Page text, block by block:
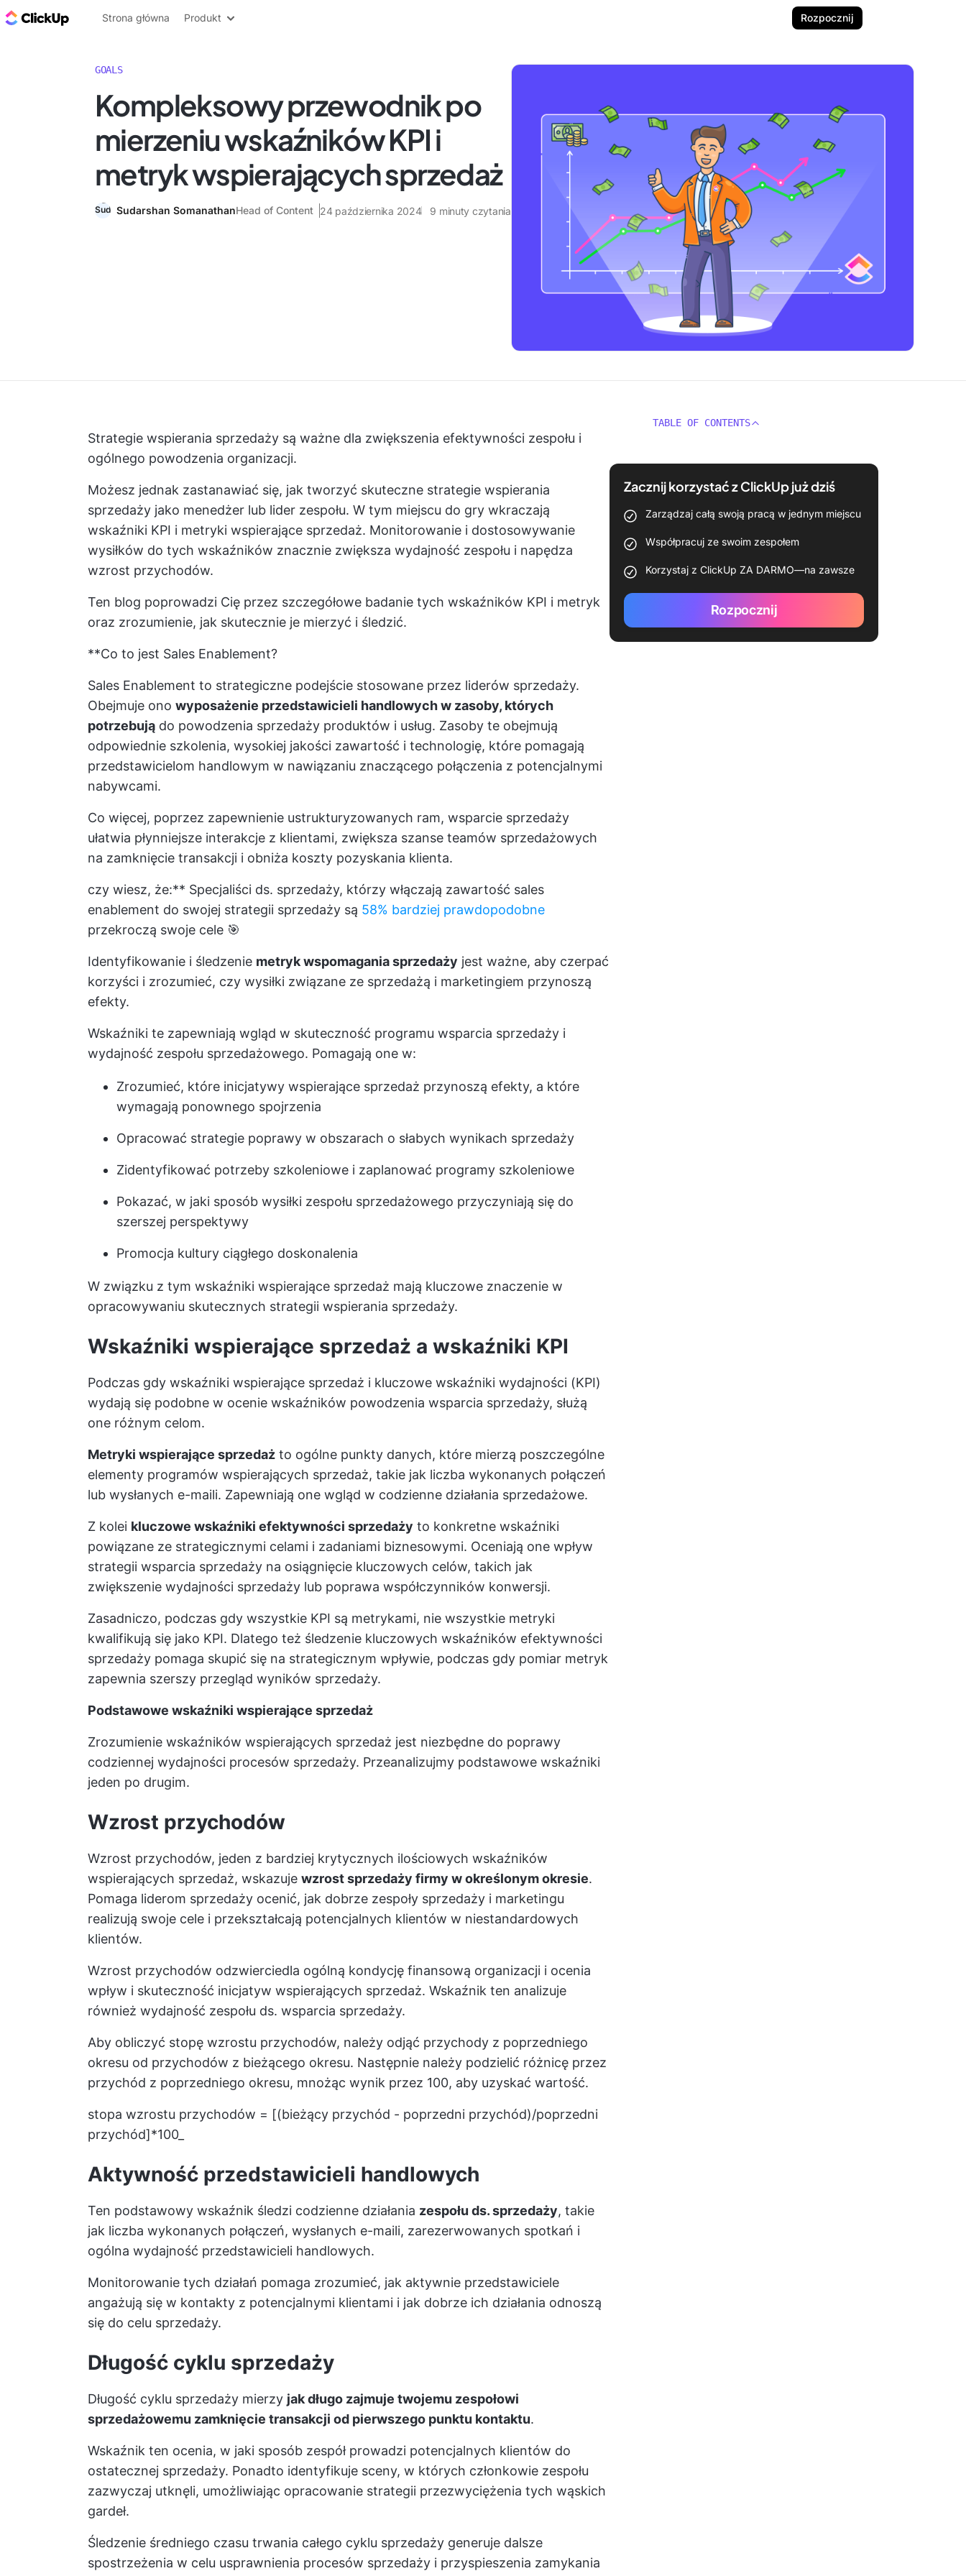
ClickUp Blog
Strona główna Produkt Rozpocznij
GOALS
Kompleksowy przewodnik po
mierzeniu wskaźników KPI i
metryk wspierających sprzedaż
Sudarshan SomanathanHead of Content 24 października 2024 9 minuty czytania
Strategie wspierania sprzedaży są ważne dla zwiększenia efektywności zespołu i
ogólnego powodzenia organizacji.
Możesz jednak zastanawiać się, jak tworzyć skuteczne strategie wspierania
sprzedaży jako menedżer lub lider zespołu. W tym miejscu do gry wkraczają
wskaźniki KPI i metryki wspierające sprzedaż. Monitorowanie i dostosowywanie
wysiłków do tych wskaźników znacznie zwiększa wydajność zespołu i napędza
wzrost przychodów.
Ten blog poprowadzi Cię przez szczegółowe badanie tych wskaźników KPI i metryk
oraz zrozumienie, jak skutecznie je mierzyć i śledzić.
**Co to jest Sales Enablement?
Sales Enablement to strategiczne podejście stosowane przez liderów sprzedaży.
Obejmuje ono wyposażenie przedstawicieli handlowych w zasoby, których
potrzebują do powodzenia sprzedaży produktów i usług. Zasoby te obejmują
odpowiednie szkolenia, wysokiej jakości zawartość i technologię, które pomagają
przedstawicielom handlowym w nawiązaniu znaczącego połączenia z potencjalnymi
nabywcami.
Co więcej, poprzez zapewnienie ustrukturyzowanych ram, wsparcie sprzedaży
ułatwia płynniejsze interakcje z klientami, zwiększa szanse teamów sprzedażowych
na zamknięcie transakcji i obniża koszty pozyskania klienta.
czy wiesz, że:** Specjaliści ds. sprzedaży, którzy włączają zawartość sales
enablement do swojej strategii sprzedaży są 58% bardziej prawdopodobne
przekroczą swoje cele 🎯
Identyfikowanie i śledzenie metryk wspomagania sprzedaży jest ważne, aby czerpać
korzyści i zrozumieć, czy wysiłki związane ze sprzedażą i marketingiem przynoszą
efekty.
Wskaźniki te zapewniają wgląd w skuteczność programu wsparcia sprzedaży i
wydajność zespołu sprzedażowego. Pomagają one w:
Zrozumieć, które inicjatywy wspierające sprzedaż przynoszą efekty, a które
wymagają ponownego spojrzenia
Opracować strategie poprawy w obszarach o słabych wynikach sprzedaży
Zidentyfikować potrzeby szkoleniowe i zaplanować programy szkoleniowe
Pokazać, w jaki sposób wysiłki zespołu sprzedażowego przyczyniają się do
szerszej perspektywy
Promocja kultury ciągłego doskonalenia
W związku z tym wskaźniki wspierające sprzedaż mają kluczowe znaczenie w
opracowywaniu skutecznych strategii wspierania sprzedaży.
Wskaźniki wspierające sprzedaż a wskaźniki KPI
Podczas gdy wskaźniki wspierające sprzedaż i kluczowe wskaźniki wydajności (KPI)
wydają się podobne w ocenie wskaźników powodzenia wsparcia sprzedaży, służą
one różnym celom.
Metryki wspierające sprzedaż to ogólne punkty danych, które mierzą poszczególne
elementy programów wspierających sprzedaż, takie jak liczba wykonanych połączeń
lub wysłanych e-maili. Zapewniają one wgląd w codzienne działania sprzedażowe.
Z kolei kluczowe wskaźniki efektywności sprzedaży to konkretne wskaźniki
powiązane ze strategicznymi celami i zadaniami biznesowymi. Oceniają one wpływ
strategii wsparcia sprzedaży na osiągnięcie kluczowych celów, takich jak
zwiększenie wydajności sprzedaży lub poprawa współczynników konwersji.
Zasadniczo, podczas gdy wszystkie KPI są metrykami, nie wszystkie metryki
kwalifikują się jako KPI. Dlatego też śledzenie kluczowych wskaźników efektywności
sprzedaży pomaga skupić się na strategicznym wpływie, podczas gdy pomiar metryk
zapewnia szerszy przegląd wyników sprzedaży.
Podstawowe wskaźniki wspierające sprzedaż
Zrozumienie wskaźników wspierających sprzedaż jest niezbędne do poprawy
codziennej wydajności procesów sprzedaży. Przeanalizujmy podstawowe wskaźniki
jeden po drugim.
Wzrost przychodów
Wzrost przychodów, jeden z bardziej krytycznych ilościowych wskaźników
wspierających sprzedaż, wskazuje wzrost sprzedaży firmy w określonym okresie.
Pomaga liderom sprzedaży ocenić, jak dobrze zespoły sprzedaży i marketingu
realizują swoje cele i przekształcają potencjalnych klientów w niestandardowych
klientów.
Wzrost przychodów odzwierciedla ogólną kondycję finansową organizacji i ocenia
wpływ i skuteczność inicjatyw wspierających sprzedaż. Wskaźnik ten analizuje
również wydajność zespołu ds. wsparcia sprzedaży.
Aby obliczyć stopę wzrostu przychodów, należy odjąć przychody z poprzedniego
okresu od przychodów z bieżącego okresu. Następnie należy podzielić różnicę przez
przychód z poprzedniego okresu, mnożąc wynik przez 100, aby uzyskać wartość.
stopa wzrostu przychodów = [(bieżący przychód - poprzedni przychód)/poprzedni
przychód]*100_
Aktywność przedstawicieli handlowych
Ten podstawowy wskaźnik śledzi codzienne działania zespołu ds. sprzedaży, takie
jak liczba wykonanych połączeń, wysłanych e-maili, zarezerwowanych spotkań i
ogólna wydajność przedstawicieli handlowych.
Monitorowanie tych działań pomaga zrozumieć, jak aktywnie przedstawiciele
angażują się w kontakty z potencjalnymi klientami i jak dobrze ich działania odnoszą
się do celu sprzedaży.
Długość cyklu sprzedaży
Długość cyklu sprzedaży mierzy jak długo zajmuje twojemu zespołowi
sprzedażowemu zamknięcie transakcji od pierwszego punktu kontaktu.
Wskaźnik ten ocenia, w jaki sposób zespół prowadzi potencjalnych klientów do
ostatecznej sprzedaży. Ponadto identyfikuje sceny, w których członkowie zespołu
zazwyczaj utknęli, umożliwiając opracowanie strategii przezwyciężenia tych wąskich
gardeł.
Śledzenie średniego czasu trwania całego cyklu sprzedaży generuje dalsze
spostrzeżenia w celu usprawnienia procesów sprzedaży i przyspieszenia zamykania
TABLE OF CONTENTS
Zacznij korzystać z ClickUp już dziś
Zarządzaj całą swoją pracą w jednym miejscu
Współpracuj ze swoim zespołem
Korzystaj z ClickUp ZA DARMO—na zawsze
Rozpocznij